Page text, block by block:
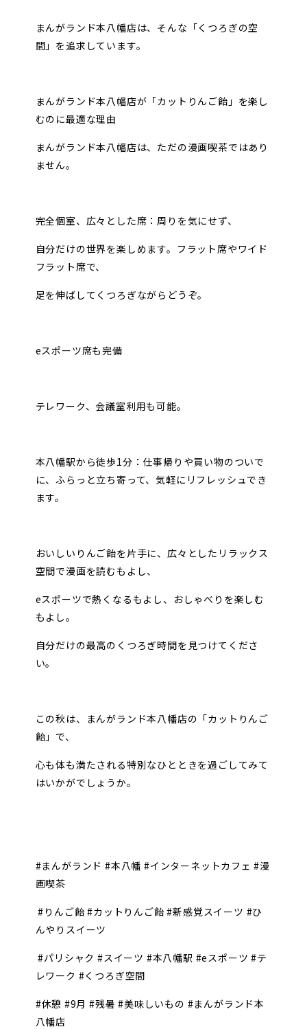
まんがランド本八幡店は、そんな「くつろぎの空
間」を追求しています。
まんがランド本八幡店が「カットりんご飴」を楽し
むのに最適な理由
まんがランド本八幡店は、ただの漫画喫茶ではあり
ません。
完全個室、広々とした席：周りを気にせず、
自分だけの世界を楽しめます。フラット席やワイド
フラット席で、
足を伸ばしてくつろぎながらどうぞ。
eスポーツ席も完備
テレワーク、会議室利用も可能。
本八幡駅から徒歩1分：仕事帰りや買い物のついで
に、ふらっと立ち寄って、気軽にリフレッシュでき
ます。
おいしいりんご飴を片手に、広々としたリラックス
空間で漫画を読むもよし、
eスポーツで熱くなるもよし、おしゃべりを楽しむ
もよし。
自分だけの最高のくつろぎ時間を見つけてくださ
い。
この秋は、まんがランド本八幡店の「カットりんご
飴」で、
心も体も満たされる特別なひとときを過ごしてみて
はいかがでしょうか。
#まんがランド #本八幡 #インターネットカフェ #漫
画喫茶
#りんご飴 #カットりんご飴 #新感覚スイーツ #ひ
んやりスイーツ
#パリシャク #スイーツ #本八幡駅 #eスポーツ #テ
レワーク #くつろぎ空間
#休憩 #9月 #残暑 #美味しいもの #まんがランド本
八幡店